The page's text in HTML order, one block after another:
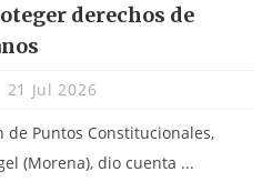
derechos de
21 Jul 2026
de Puntos Constitucionales,
(Morena), dio cuenta ...